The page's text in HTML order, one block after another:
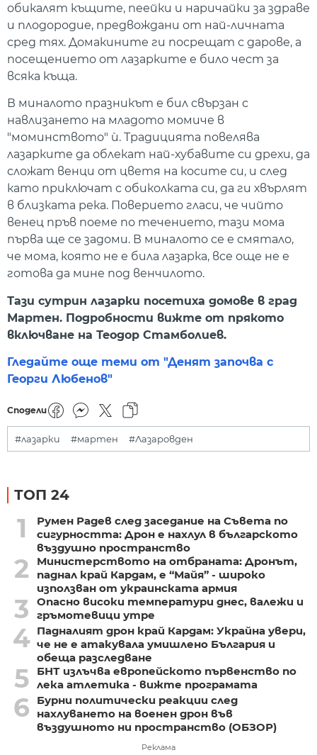
обикалят къщите, пеейки и наричайки за здраве
и плодородие, предвождани от най-личната
сред тях. Домакините ги посрещат с дарове, а
посещението от лазарките е било чест за
всяка къща.
В миналото празникът е бил свързан с
навлизането на младото момиче в
"моминството" ѝ. Традицията повелява
лазарките да облекат най-хубавите си дрехи, да
сложат венци от цветя на косите си, и след
като приключат с обиколката си, да ги хвърлят
в близката река. Поверието гласи, че чийто
венец пръв поеме по течението, тази мома
първа ще се задоми. В миналото се е смятало,
че мома, която не е била лазарка, все още не е
готова да мине под венчилото.
Тази сутрин лазарки посетиха домове в град
Мартен. Подробности вижте от прякото
включване на Теодор Стамболиев.
Гледайте още теми от "Денят започва с
Георги Любенов"
Сподели
#лазарки #мартен #Лазаровден
ТОП 24
1
Румен Радев след заседание на Съвета по
сигурността: Дрон е нахлул в българското
въздушно пространство
2
Министерството на отбраната: Дронът,
паднал край Кардам, е “Майя” - широко
използван от украинската армия
3
Опасно високи температури днес, валежи и
гръмотевици утре
4 Падналият дрон край Кардам: Украйна увери,
че не е атакувала умишлено България и
обеща разследване
5
БНТ излъчва европейското първенство по
лека атлетика - вижте програмата
6
Бурни политически реакции след
нахлуването на военен дрон във
въздушното ни пространство (ОБЗОР)
Реклама